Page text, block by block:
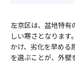
左京区は、盆地特有
しい寒さとなりま
かけ、劣化を早める
を選ぶことが、外壁